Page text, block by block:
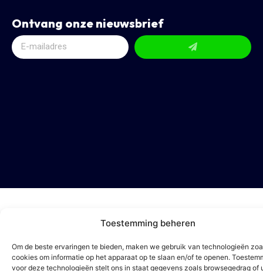
Toestemming beheren
Om de beste ervaringen te bieden, maken we gebruik van technologieën
cookies om informatie op het apparaat op te slaan en/of te openen.
voor deze technologieën stelt ons in staat gegevens zoals browsegedrag of
Ontvang onze nieuwsbrief